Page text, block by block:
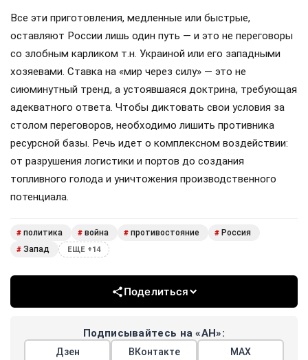
Все эти приготовления, медленные или быстрые,
оставляют России лишь один путь — и это не переговоры
со злобным карликом т.н. Украиной или его западными
хозяевами. Ставка на «мир через силу» — это не
сиюминутный тренд, а устоявшаяся доктрина, требующая
адекватного ответа. Чтобы диктовать свои условия за
столом переговоров, необходимо лишить противника
ресурсной базы. Речь идет о комплексном воздействии:
от разрушения логистики и портов до создания
топливного голода и уничтожения производственного
потенциала.
# политика # война # противостояние # Россия
# Запад ЕЩЕ +14
Поделиться
Подписывайтесь на «АН»:
Дзен ВКонтакте МАХ